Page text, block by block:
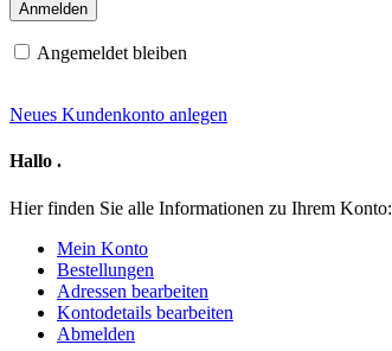
Angemeldet bleiben
Neues Kundenkonto anlegen
Hallo .
Hier finden Sie alle Informationen zu Ihrem Konto:
Mein Konto
Bestellungen
Adressen bearbeiten
Kontodetails bearbeiten
Abmelden